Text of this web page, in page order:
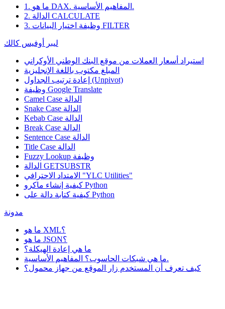
1. ما هو DAX. المفاهيم الأساسية.
2. الدالة CALCULATE
3. وظيفة اختيار البيانات FILTER
ليبر أوفيس كالك
استيراد أسعار العملات من موقع البنك الوطني الأوكراني
المبلغ مكتوب باللغة الإنجليزية
إعادة ترتيب الجداول (Unpivot)
Google Translate
Camel Case الدالة
Snake Case الدالة
Kebab Case الدالة
Break Case الدالة
Sentence Case الدالة
Title Case الدالة
Fuzzy Lookup وظيفة
الدالة GETSUBSTR
الامتداد الاحترافي "YLC Utilities"
كيفية إنشاء ماكرو Python
كيفية كتابة دالة على Python
مدونة
ما هو XML؟
ما هو JSON؟
ما هي إعادة الهيكلة؟
ما هي شبكات الحاسوب؟ المفاهيم الأساسية.
كيف تعرف أن المستخدم زار الموقع من جهاز محمول؟